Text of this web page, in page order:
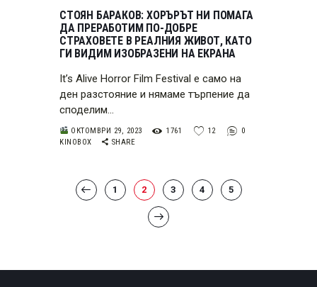
СТОЯН БАРАКОВ: ХОРЪРЪТ НИ ПОМАГА
ДА ПРЕРАБОТИМ ПО-ДОБРЕ
СТРАХОВЕТЕ В РЕАЛНИЯ ЖИВОТ, КАТО
ГИ ВИДИМ ИЗОБРАЗЕНИ НА ЕКРАНА
It’s Alive Horror Film Festival е само на
ден разстояние и нямаме търпение да
споделим…
ОКТОМВРИ 29, 2023 1761 12
0
KINOBOX
SHARE
РАЗДЕЛЯНЕ
ПУБЛИКАЦИИТЕ
PAGE
1 PAGE
2 PAGE
3 PAGE
4 PAGE
5